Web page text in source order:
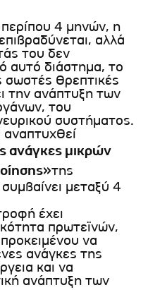
περίπου 4 μηνών, η
αλλά
του δεν
αυτό διάστημα, το
σωστές θρεπτικές
την ανάπτυξη των
του
συστήματος.
ανάγκες μικρών
της
μεταξύ 4
έχει
πρωτεϊνών,
να
ανάγκες της
και να
ανάπτυξη των